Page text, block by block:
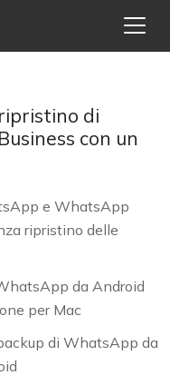
di
con un
e WhatsApp
ripristino delle
da Android
per Mac
di WhatsApp da